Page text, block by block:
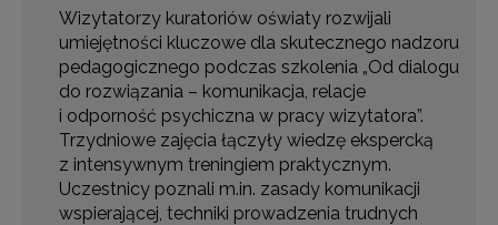
Wizytatorzy kuratoriów oświaty rozwijali
umiejętności kluczowe dla skutecznego nadzoru
pedagogicznego podczas szkolenia „Od dialogu
do rozwiązania – komunikacja, relacje
i odporność psychiczna w pracy wizytatora”.
Trzydniowe zajęcia łączyły wiedzę ekspercką
z intensywnym treningiem praktycznym.
Uczestnicy poznali m.in. zasady komunikacji
wspierającej, techniki prowadzenia trudnych